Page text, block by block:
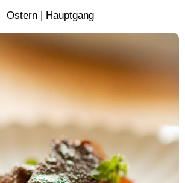
Ostern | Hauptgang